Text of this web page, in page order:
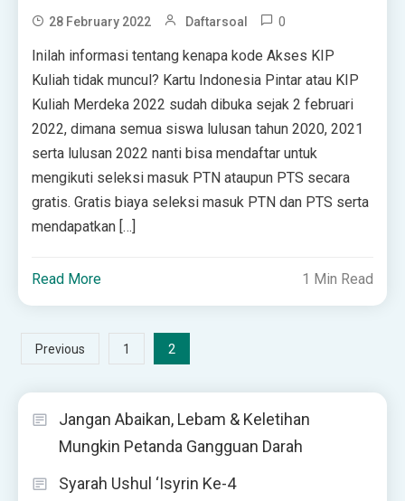
28 February 2022 Daftarsoal 0
Inilah informasi tentang kenapa kode Akses KIP
Kuliah tidak muncul? Kartu Indonesia Pintar atau KIP
Kuliah Merdeka 2022 sudah dibuka sejak 2 februari
2022, dimana semua siswa lulusan tahun 2020, 2021
serta lulusan 2022 nanti bisa mendaftar untuk
mengikuti seleksi masuk PTN ataupun PTS secara
gratis. Gratis biaya seleksi masuk PTN dan PTS serta
mendapatkan […]
Read More 1 Min Read
Posts
pagination
Previous 1 2
Jangan Abaikan, Lebam & Keletihan
Mungkin Petanda Gangguan Darah
Syarah Ushul ‘Isyrin Ke-4